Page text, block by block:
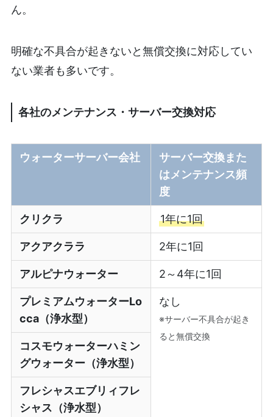
ん。
明確な不具合が起きないと無償交換に対応してい
ない業者も多いです。
各社のメンテナンス・サーバー交換対応
ウォーターサーバー会社
サーバー交換また
はメンテナンス頻
度
クリクラ 1年に1回
アクアクララ 2年に1回
アルピナウォーター 2～4年に1回
プレミアムウォーターLo
cca（浄水型）
なし
※サーバー不具合が起き
ると無償交換
コスモウォーターハミン
グウォーター（浄水型）
フレシャスエブリィフレ
シャス（浄水型）